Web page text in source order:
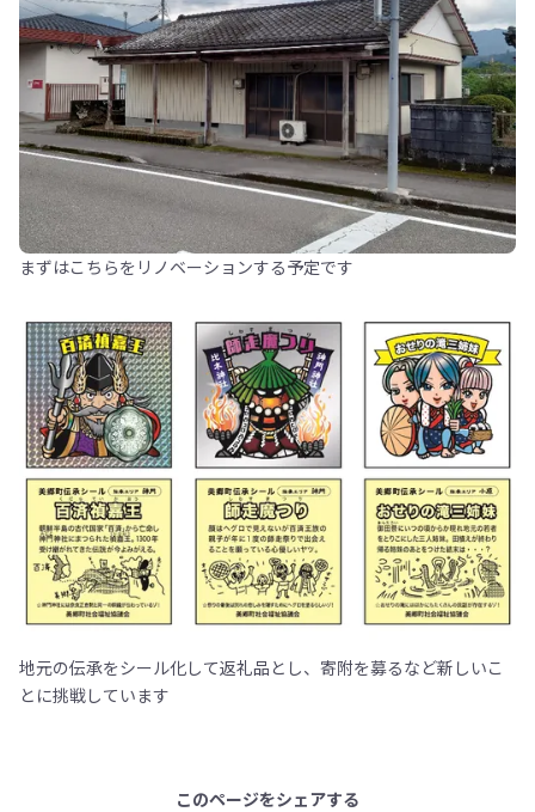
まずはこちらをリノベーションする予定です
地元の伝承をシール化して返礼品とし、寄附を募るなど新しいこ
とに挑戦しています
このページをシェアする